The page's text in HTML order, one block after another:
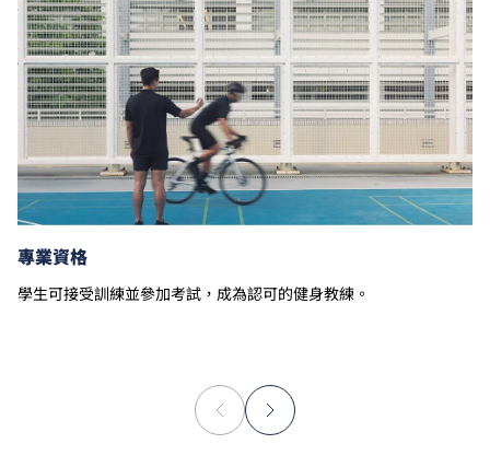
以上資料只適用於本地學生。
專業資格
學生可接受訓練並參加考試，成為認可的健身教練。